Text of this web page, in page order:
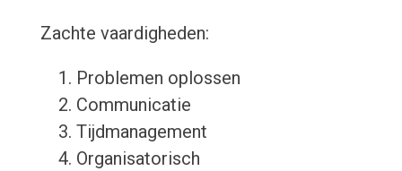
Zachte vaardigheden:
Problemen oplossen
Communicatie
Tijdmanagement
Organisatorisch